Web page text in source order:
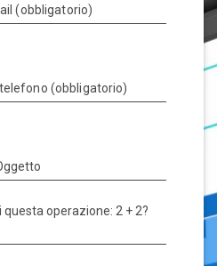
(obbligatorio)
(obbligatorio)
operazione: 2 + 2?